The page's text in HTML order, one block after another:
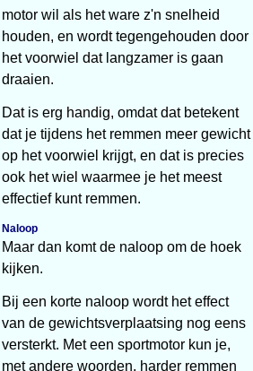
motor wil als het ware z'n snelheid
houden, en wordt tegengehouden door
het voorwiel dat langzamer is gaan
draaien.
Dat is erg handig, omdat dat betekent
dat je tijdens het remmen meer gewicht
op het voorwiel krijgt, en dat is precies
ook het wiel waarmee je het meest
effectief kunt remmen.
Naloop
Maar dan komt de naloop om de hoek
kijken.
Bij een korte naloop wordt het effect
van de gewichtsverplaatsing nog eens
versterkt. Met een sportmotor kun je,
met andere woorden, harder remmen